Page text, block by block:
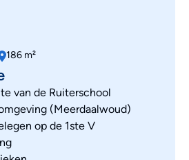
186 m²
van de Ruiterschool
(Meerdaalwoud)
op de 1ste V